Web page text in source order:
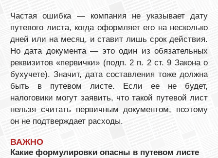
Частая ошибка — компания не указывает дату
путевого листа, когда оформляет его на несколько
дней или на месяц, и ставит лишь срок действия.
Но дата документа — это один из обязательных
реквизитов «первички» (подп. 2 п. 2 ст. 9 Закона о
бухучете). Значит, дата составления тоже должна
быть в путевом листе. Если ее не будет,
налоговики могут заявить, что такой путевой лист
нельзя считать первичным документом, поэтому
он не подтверждает расходы.
ВАЖНО
Какие формулировки опасны в путевом листе